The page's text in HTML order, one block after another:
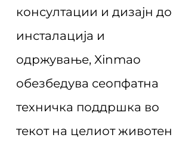
консултации и дизајн до
инсталација и
одржување, Xinmao
обезбедува сеопфатна
техничка поддршка во
текот на целиот животен